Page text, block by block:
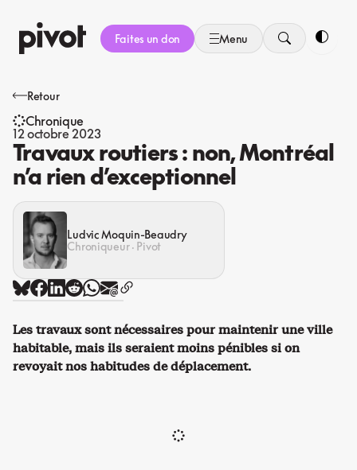
au
contenu
Faites un don Menu
Retour
Chronique
12 octobre 2023
Travaux routiers : non, Montréal
n’a rien d’exceptionnel
Ludvic Moquin-Beaudry
Chroniqueur · Pivot
Les travaux sont nécessaires pour maintenir une ville
habitable, mais ils seraient moins pénibles si on
revoyait nos habitudes de déplacement.